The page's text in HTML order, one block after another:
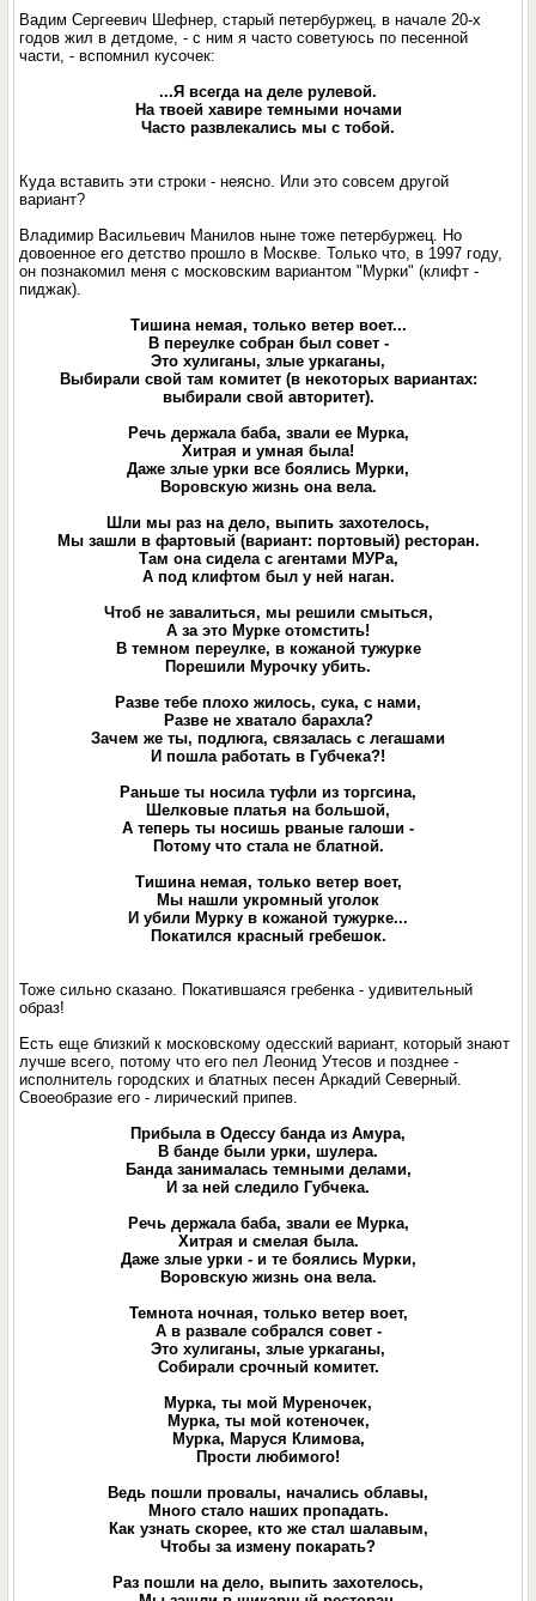
Вадим Сергеевич Шефнер, старый петербуржец, в начале 20-х
годов жил в детдоме, - с ним я часто советуюсь по песенной
части, - вспомнил кусочек:
...Я всегда на деле рулевой.
На твоей хавире темными ночами
Часто развлекались мы с тобой.
Куда вставить эти строки - неясно. Или это совсем другой
вариант?
Владимир Васильевич Манилов ныне тоже петербуржец. Но
довоенное его детство прошло в Москве. Только что, в 1997 году,
он познакомил меня с московским вариантом "Мурки" (клифт -
пиджак).
Тишина немая, только ветер воет...
В переулке собран был совет -
Это хулиганы, злые уркаганы,
Выбирали свой там комитет (в некоторых вариантах:
выбирали свой авторитет).
Речь держала баба, звали ее Мурка,
Хитрая и умная была!
Даже злые урки все боялись Мурки,
Воровскую жизнь она вела.
Шли мы раз на дело, выпить захотелось,
Мы зашли в фартовый (вариант: портовый) ресторан.
Там она сидела с агентами МУРа,
А под клифтом был у ней наган.
Чтоб не завалиться, мы решили смыться,
А за это Мурке отомстить!
В темном переулке, в кожаной тужурке
Порешили Мурочку убить.
Разве тебе плохо жилось, сука, с нами,
Разве не хватало барахла?
Зачем же ты, подлюга, связалась с легашами
И пошла работать в Губчека?!
Раньше ты носила туфли из торгсина,
Шелковые платья на большой,
А теперь ты носишь рваные галоши -
Потому что стала не блатной.
Тишина немая, только ветер воет,
Мы нашли укромный уголок
И убили Мурку в кожаной тужурке...
Покатился красный гребешок.
Тоже сильно сказано. Покатившаяся гребенка - удивительный
образ!
Есть еще близкий к московскому одесский вариант, который знают
лучше всего, потому что его пел Леонид Утесов и позднее -
исполнитель городских и блатных песен Аркадий Северный.
Своеобразие его - лирический припев.
Прибыла в Одессу банда из Амура,
В банде были урки, шулера.
Банда занималась темными делами,
И за ней следило Губчека.
Речь держала баба, звали ее Мурка,
Хитрая и смелая была.
Даже злые урки - и те боялись Мурки,
Воровскую жизнь она вела.
Темнота ночная, только ветер воет,
А в развале собрался совет -
Это хулиганы, злые уркаганы,
Собирали срочный комитет.
Мурка, ты мой Муреночек,
Мурка, ты мой котеночек,
Мурка, Маруся Климова,
Прости любимого!
Ведь пошли провалы, начались облавы,
Много стало наших пропадать.
Как узнать скорее, кто же стал шалавым,
Чтобы за измену покарать?
Раз пошли на дело, выпить захотелось,